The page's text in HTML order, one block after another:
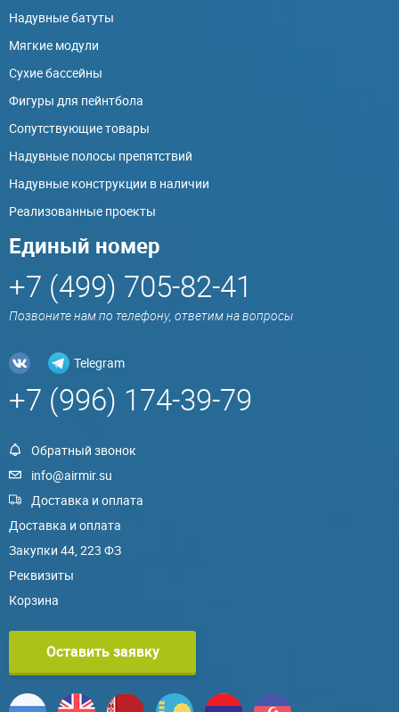
Надувные батуты
Мягкие модули
Сухие бассейны
Фигуры для пейнтбола
Сопутствующие товары
Надувные полосы препятствий
Надувные конструкции в наличии
Реализованные проекты
Единый номер
+7 (499) 705-82-41
Позвоните нам по телефону, ответим на вопросы
Telegram
+7 (996) 174-39-79
Обратный звонок
info@airmir.su
Доставка и оплата
Доставка и оплата
Закупки 44, 223 ФЗ
Реквизиты
Корзина
Оставить заявку